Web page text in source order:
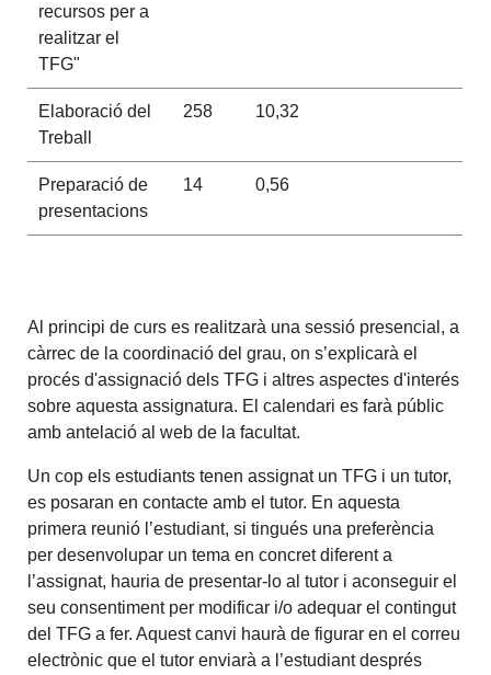
recursos per a
realitzar el
TFG"
Elaboració del
Treball
258 10,32
Preparació de
presentacions
14 0,56
Al principi de curs es realitzarà una sessió presencial, a
càrrec de la coordinació del grau, on s’explicarà el
procés d'assignació dels TFG i altres aspectes d'interés
sobre aquesta assignatura. El calendari es farà públic
amb antelació al web de la facultat.
Un cop els estudiants tenen assignat un TFG i un tutor,
es posaran en contacte amb el tutor. En aquesta
primera reunió l’estudiant, si tingués una preferència
per desenvolupar un tema en concret diferent a
l’assignat, hauria de presentar-lo al tutor i aconseguir el
seu consentiment per modificar i/o adequar el contingut
del TFG a fer. Aquest canvi haurà de figurar en el correu
electrònic que el tutor enviarà a l’estudiant després